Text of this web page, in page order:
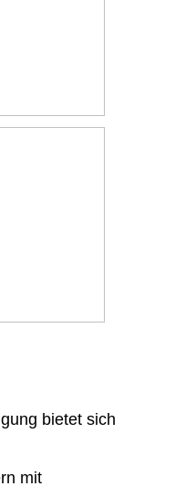
bietet sich
mit